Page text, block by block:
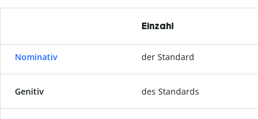
Einzahl
Nominativ der Standard
Genitiv des Standards